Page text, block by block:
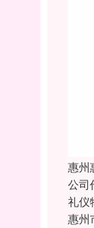
惠州
公司
礼仪
惠州